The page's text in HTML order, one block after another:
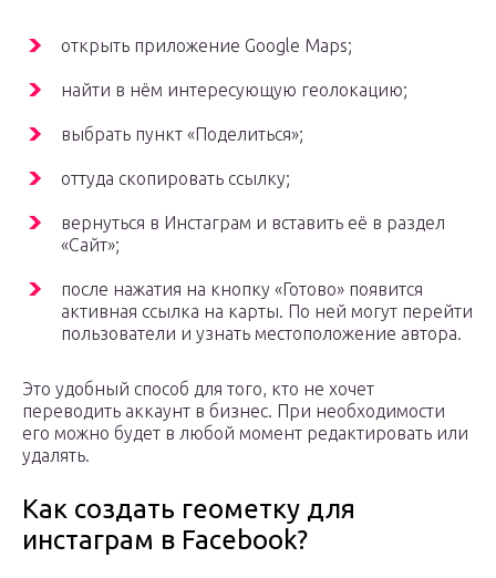
открыть приложение Google Maps;
найти в нём интересующую геолокацию;
выбрать пункт «Поделиться»;
оттуда скопировать ссылку;
вернуться в Инстаграм и вставить её в раздел
«Сайт»;
после нажатия на кнопку «Готово» появится
активная ссылка на карты. По ней могут перейти
пользователи и узнать местоположение автора.
Это удобный способ для того, кто не хочет
переводить аккаунт в бизнес. При необходимости
его можно будет в любой момент редактировать или
удалять.
Как создать геометку для
инстаграм в Facebook?